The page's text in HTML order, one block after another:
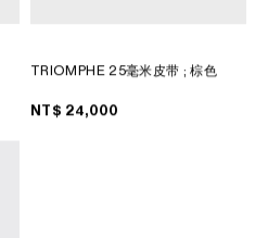
TRIOMPHE 25毫米皮带 ; 棕色
NT$ 24,000